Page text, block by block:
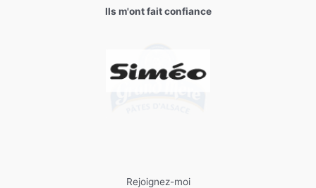
Ils m'ont fait confiance
Rejoignez-moi